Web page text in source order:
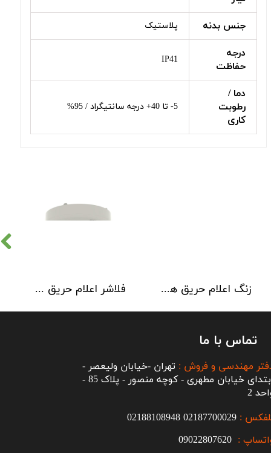
جنس بدنه پلاستیک
درجه
حفاظت
IP41
دما /
رطوبت
کاری
5- تا 40+ درجه سانتیگراد / 95%
فلاشر اعلام حریق هوچیکی مدل CLB-E زنگ اعلام حریق هوچیکی Hochiki مدل MBF-6EV
تماس با ما
:
02187700029
02188108948
:
مهندسی و فروش : تهران -خیابان ولیعصر -
ابتدای خیابان مطهری - کوچه منصور - پلاک 85 -
2